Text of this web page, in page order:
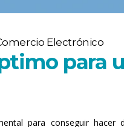
Electrónico
para
para conseguir